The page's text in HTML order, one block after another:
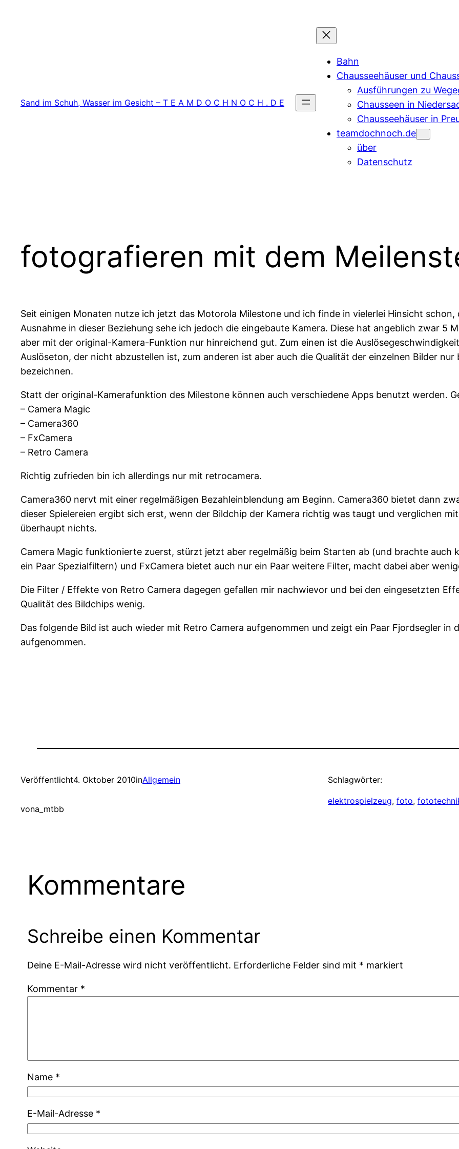
Sand im Schuh, Wasser im Gesicht – T E A M D O C H N O C H . D E
Bahn
Chausseehäuser und
Ausführungen zu
Chausseen in
Chausseehäuser in
teamdochnoch.de
über
Datenschutz
fotografieren mit dem
Seit einigen Monaten nutze ich jetzt das Motorola Milestone und ich finde in vielerlei Hinsicht schon,
Ausnahme in dieser Beziehung sehe ich jedoch die eingebaute Kamera. Diese hat angeblich zwar 5
aber mit der original-Kamera-Funktion nur hinreichend gut. Zum einen ist die
Auslöseton, der nicht abzustellen ist, zum anderen ist aber auch die Qualität der einzelnen Bilder
bezeichnen.
Statt der original-Kamerafunktion des Milestone können auch verschiedene Apps benutzt werden.
– Camera Magic
– Camera360
– FxCamera
– Retro Camera
Richtig zufrieden bin ich allerdings nur mit retrocamera.
Camera360 nervt mit einer regelmäßigen Bezahleinblendung am Beginn. Camera360 bietet dann
dieser Spielereien ergibt sich erst, wenn der Bildchip der Kamera richtig was taugt und verglichen
überhaupt nichts.
Camera Magic funktionierte zuerst, stürzt jetzt aber regelmäßig beim Starten ab (und brachte auch
ein Paar Spezialfiltern) und FxCamera bietet auch nur ein Paar weitere Filter, macht dabei aber
Die Filter / Effekte von Retro Camera dagegen gefallen mir nachwievor und bei den eingesetzten
Qualität des Bildchips wenig.
Das folgende Bild ist auch wieder mit Retro Camera aufgenommen und zeigt ein Paar Fjordsegler
aufgenommen.
Veröffentlicht4. Oktober 2010inAllgemein
vona_mtbb
Schlagwörter:
elektrospielzeug, foto,
Kommentare
Schreibe einen Kommentar
Deine E-Mail-Adresse wird nicht veröffentlicht. Erforderliche Felder sind mit * markiert
Kommentar *
Name *
E-Mail-Adresse *